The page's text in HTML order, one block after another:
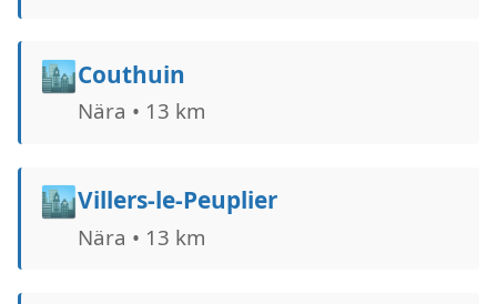
🏙️Couthuin
Nära • 13 km
🏙️Villers-le-Peuplier
Nära • 13 km